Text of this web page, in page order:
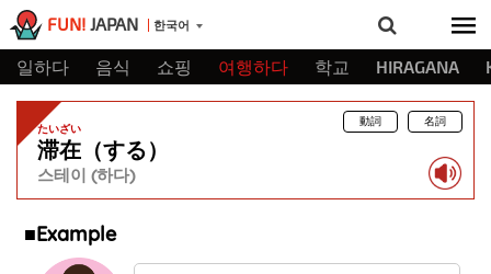
FUN! JAPAN 한국어
일하다 음식 쇼핑 여행하다 학교 HIRAGANA
滞在
たいざい
（する）
스테이 (하다)
名詞
動詞
■Example